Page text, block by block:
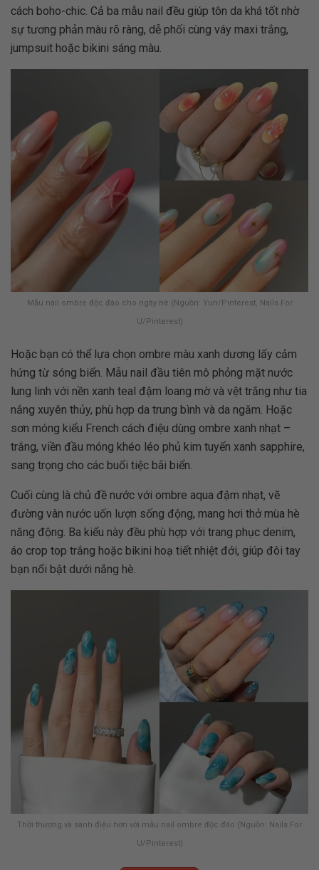
cách boho-chic. Cả ba mẫu nail đều giúp tôn da khá tốt nhờ
sự tương phản màu rõ ràng, dễ phối cùng váy maxi trắng,
jumpsuit hoặc bikini sáng màu.
Mẫu nail ombre độc đáo cho ngày hè (Nguồn: Yuri/Pinterest, Nails For
U/Pinterest)
Hoặc bạn có thể lựa chọn ombre màu xanh dương lấy cảm
hứng từ sóng biển. Mẫu nail đầu tiên mô phỏng mặt nước
lung linh với nền xanh teal đậm loang mờ và vệt trắng như tia
nắng xuyên thủy, phù hợp da trung bình và da ngăm. Hoặc
sơn móng kiểu French cách điệu dùng ombre xanh nhạt –
trắng, viền đầu móng khéo léo phủ kim tuyến xanh sapphire,
sang trọng cho các buổi tiệc bãi biển.
Cuối cùng là chủ đề nước với ombre aqua đậm nhạt, vẽ
đường vân nước uốn lượn sống động, mang hơi thở mùa hè
năng động. Ba kiểu này đều phù hợp với trang phục denim,
áo crop top trắng hoặc bikini hoạ tiết nhiệt đới, giúp đôi tay
bạn nổi bật dưới nắng hè.
Thời thượng và sành điệu hơn với mẫu nail ombre độc đáo (Nguồn: Nails For
U/Pinterest)